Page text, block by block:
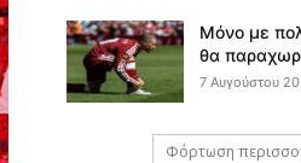
Μόνο με
θα
7 Αυγούστου
Φόρτωση